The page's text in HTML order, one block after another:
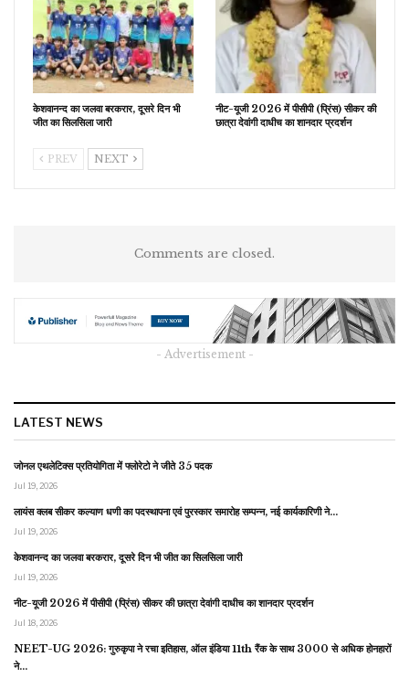
केशवानन्द का जलवा बरकरार, दूसरे दिन भी
जीत का सिलसिला जारी
नीट-यूजी 2026 में पीसीपी (प्रिंस) सीकर की
छात्रा देवांगी दाधीच का शानदार प्रदर्शन
PREV NEXT
Comments are closed.
- Advertisement -
LATEST NEWS
जोनल एथलेटिक्स प्रतियोगिता में फ्लोरेटो ने जीते 35 पदक
Jul 19, 2026
लायंस क्लब सीकर कल्याण धणी का पदस्थापना एवं पुरस्कार समारोह सम्पन्न, नई कार्यकारिणी ने…
Jul 19, 2026
केशवानन्द का जलवा बरकरार, दूसरे दिन भी जीत का सिलसिला जारी
Jul 19, 2026
नीट-यूजी 2026 में पीसीपी (प्रिंस) सीकर की छात्रा देवांगी दाधीच का शानदार प्रदर्शन
Jul 18, 2026
NEET-UG 2026: गुरुकृपा ने रचा इतिहास, ऑल इंडिया 11th रैंक के साथ 3000 से अधिक होनहारों
ने…